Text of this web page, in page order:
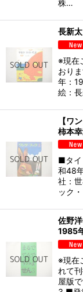
株…
長新
※現在
おり
年：
絵：
【ワ
柿本
■タイ
和48
社：
ック
佐野
1985
※現在
れて
屋版